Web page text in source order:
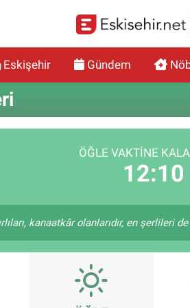
Eskişehir Gündem
ÖĞLE VAKTINE
12:09
kanaatkâr olanlarıdır, en şerlileri